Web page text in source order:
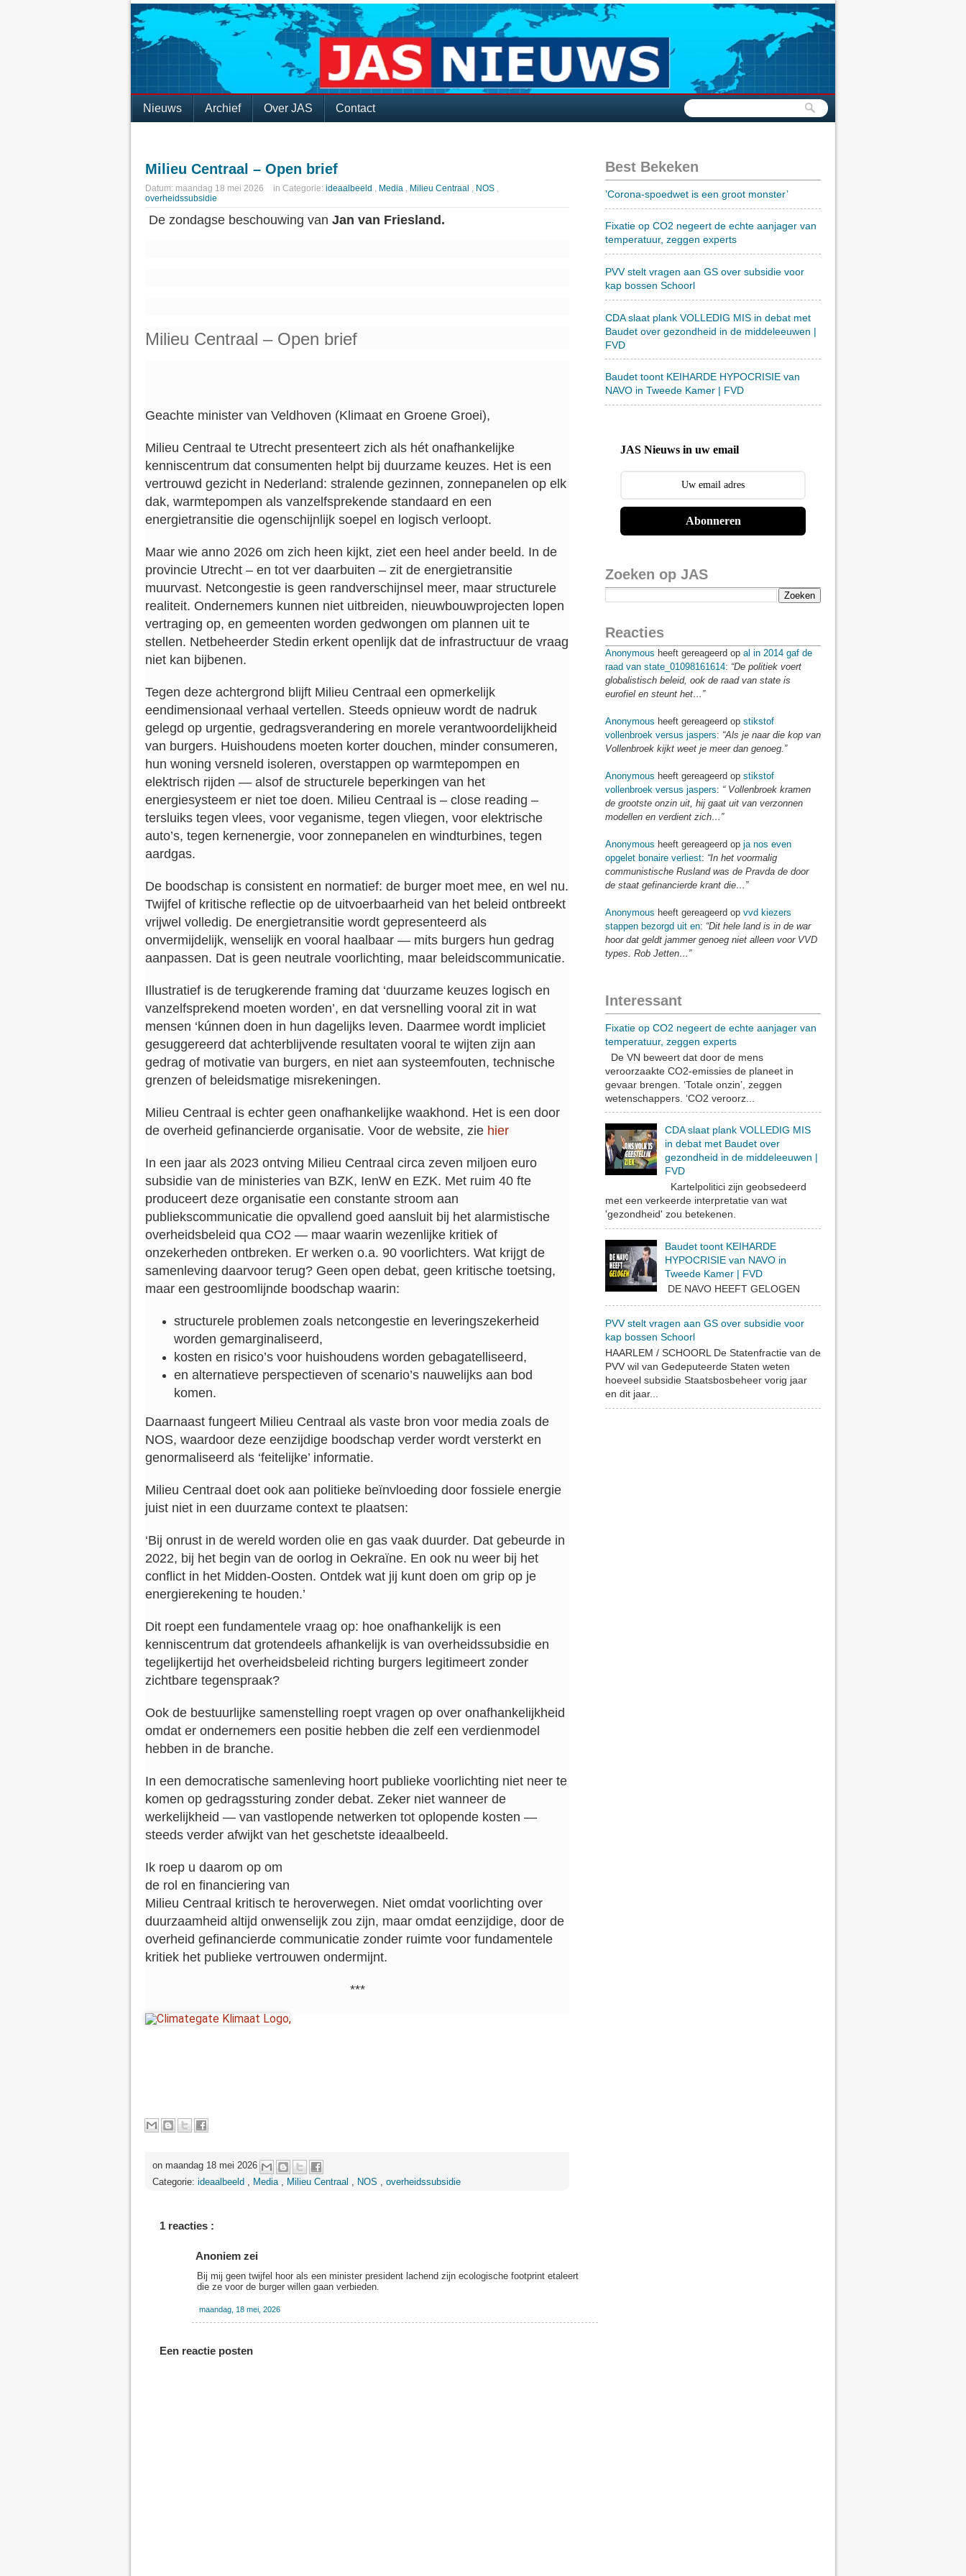
Nieuws Archief Over JAS Contact
Milieu Centraal – Open brief
Datum: maandag 18 mei 2026 in Categorie: ideaalbeeld , Media , Milieu Centraal , NOS ,
overheidssubsidie
De zondagse beschouwing van Jan van Friesland.
Milieu Centraal – Open brief
Geachte minister van Veldhoven (Klimaat en Groene Groei),
Milieu Centraal te Utrecht presenteert zich als hét onafhankelijke
kenniscentrum dat consumenten helpt bij duurzame keuzes. Het is een
vertrouwd gezicht in Nederland: stralende gezinnen, zonnepanelen op elk
dak, warmtepompen als vanzelfsprekende standaard en een
energietransitie die ogenschijnlijk soepel en logisch verloopt.
Maar wie anno 2026 om zich heen kijkt, ziet een heel ander beeld. In de
provincie Utrecht – en tot ver daarbuiten – zit de energietransitie
muurvast. Netcongestie is geen randverschijnsel meer, maar structurele
realiteit. Ondernemers kunnen niet uitbreiden, nieuwbouwprojecten lopen
vertraging op, en gemeenten worden gedwongen om plannen uit te
stellen. Netbeheerder Stedin erkent openlijk dat de infrastructuur de vraag
niet kan bijbenen.
Tegen deze achtergrond blijft Milieu Centraal een opmerkelijk
eendimensionaal verhaal vertellen. Steeds opnieuw wordt de nadruk
gelegd op urgentie, gedragsverandering en morele verantwoordelijkheid
van burgers. Huishoudens moeten korter douchen, minder consumeren,
hun woning versneld isoleren, overstappen op warmtepompen en
elektrisch rijden — alsof de structurele beperkingen van het
energiesysteem er niet toe doen. Milieu Centraal is – close reading –
tersluiks tegen vlees, voor veganisme, tegen vliegen, voor elektrische
auto’s, tegen kernenergie, voor zonnepanelen en windturbines, tegen
aardgas.
De boodschap is consistent en normatief: de burger moet mee, en wel nu.
Twijfel of kritische reflectie op de uitvoerbaarheid van het beleid ontbreekt
vrijwel volledig. De energietransitie wordt gepresenteerd als
onvermijdelijk, wenselijk en vooral haalbaar — mits burgers hun gedrag
aanpassen. Dat is geen neutrale voorlichting, maar beleidscommunicatie.
Illustratief is de terugkerende framing dat ‘duurzame keuzes logisch en
vanzelfsprekend moeten worden’, en dat versnelling vooral zit in wat
mensen ‘kúnnen doen in hun dagelijks leven. Daarmee wordt impliciet
gesuggereerd dat achterblijvende resultaten vooral te wijten zijn aan
gedrag of motivatie van burgers, en niet aan systeemfouten, technische
grenzen of beleidsmatige misrekeningen.
Milieu Centraal is echter geen onafhankelijke waakhond. Het is een door
de overheid gefinancierde organisatie. Voor de website, zie hier
In een jaar als 2023 ontving Milieu Centraal circa zeven miljoen euro
subsidie van de ministeries van BZK, IenW en EZK. Met ruim 40 fte
produceert deze organisatie een constante stroom aan
publiekscommunicatie die opvallend goed aansluit bij het alarmistische
overheidsbeleid qua CO2 — maar waarin wezenlijke kritiek of
onzekerheden ontbreken. Er werken o.a. 90 voorlichters. Wat krijgt de
samenleving daarvoor terug? Geen open debat, geen kritische toetsing,
maar een gestroomlijnde boodschap waarin:
structurele problemen zoals netcongestie en leveringszekerheid
worden gemarginaliseerd,
kosten en risico’s voor huishoudens worden gebagatelliseerd,
en alternatieve perspectieven of scenario’s nauwelijks aan bod
komen.
Daarnaast fungeert Milieu Centraal als vaste bron voor media zoals de
NOS, waardoor deze eenzijdige boodschap verder wordt versterkt en
genormaliseerd als ‘feitelijke’ informatie.
Milieu Centraal doet ook aan politieke beïnvloeding door fossiele energie
juist niet in een duurzame context te plaatsen:
‘Bij onrust in de wereld worden olie en gas vaak duurder. Dat gebeurde in
2022, bij het begin van de oorlog in Oekraïne. En ook nu weer bij het
conflict in het Midden-Oosten. Ontdek wat jij kunt doen om grip op je
energierekening te houden.’
Dit roept een fundamentele vraag op: hoe onafhankelijk is een
kenniscentrum dat grotendeels afhankelijk is van overheidssubsidie en
tegelijkertijd het overheidsbeleid richting burgers legitimeert zonder
zichtbare tegenspraak?
Ook de bestuurlijke samenstelling roept vragen op over onafhankelijkheid
omdat er ondernemers een positie hebben die zelf een verdienmodel
hebben in de branche.
In een democratische samenleving hoort publieke voorlichting niet neer te
komen op gedragssturing zonder debat. Zeker niet wanneer de
werkelijkheid — van vastlopende netwerken tot oplopende kosten —
steeds verder afwijkt van het geschetste ideaalbeeld.
Ik roep u daarom op om
de rol en financiering van
Milieu Centraal kritisch te heroverwegen. Niet omdat voorlichting over
duurzaamheid altijd onwenselijk zou zijn, maar omdat eenzijdige, door de
overheid gefinancierde communicatie zonder ruimte voor fundamentele
kritiek het publieke vertrouwen ondermijnt.
***
,
on maandag 18 mei 2026
Categorie: ideaalbeeld , Media , Milieu Centraal , NOS , overheidssubsidie
1 reacties :
Anoniem zei
Bij mij geen twijfel hoor als een minister president lachend zijn ecologische footprint etaleert
die ze voor de burger willen gaan verbieden.
maandag, 18 mei, 2026
Een reactie posten
Best Bekeken
’Corona-spoedwet is een groot monster’
Fixatie op CO2 negeert de echte aanjager van
temperatuur, zeggen experts
PVV stelt vragen aan GS over subsidie voor
kap bossen Schoorl
CDA slaat plank VOLLEDIG MIS in debat met
Baudet over gezondheid in de middeleeuwen |
FVD
Baudet toont KEIHARDE HYPOCRISIE van
NAVO in Tweede Kamer | FVD
JAS Nieuws in uw email
Abonneren
Zoeken op JAS
Reacties
Anonymous heeft gereageerd op al in 2014 gaf de
raad van state_01098161614: “De politiek voert
globalistisch beleid, ook de raad van state is
eurofiel en steunt het…”
Anonymous heeft gereageerd op stikstof
vollenbroek versus jaspers: “Als je naar die kop van
Vollenbroek kijkt weet je meer dan genoeg.”
Anonymous heeft gereageerd op stikstof
vollenbroek versus jaspers: “ Vollenbroek kramen
de grootste onzin uit, hij gaat uit van verzonnen
modellen en verdient zich…”
Anonymous heeft gereageerd op ja nos even
opgelet bonaire verliest: “In het voormalig
communistische Rusland was de Pravda de door
de staat gefinancierde krant die…”
Anonymous heeft gereageerd op vvd kiezers
stappen bezorgd uit en: “Dit hele land is in de war
hoor dat geldt jammer genoeg niet alleen voor VVD
types. Rob Jetten…”
Interessant
Fixatie op CO2 negeert de echte aanjager van
temperatuur, zeggen experts
De VN beweert dat door de mens
veroorzaakte CO2-emissies de planeet in
gevaar brengen. ‘Totale onzin’, zeggen
wetenschappers. ‘CO2 veroorz...
CDA slaat plank VOLLEDIG MIS
in debat met Baudet over
gezondheid in de middeleeuwen |
FVD
Kartelpolitici zijn geobsedeerd
met een verkeerde interpretatie van wat
'gezondheid' zou betekenen.
Baudet toont KEIHARDE
HYPOCRISIE van NAVO in
Tweede Kamer | FVD
DE NAVO HEEFT GELOGEN
PVV stelt vragen aan GS over subsidie voor
kap bossen Schoorl
HAARLEM / SCHOORL De Statenfractie van de
PVV wil van Gedeputeerde Staten weten
hoeveel subsidie Staatsbosbeheer vorig jaar
en dit jaar...